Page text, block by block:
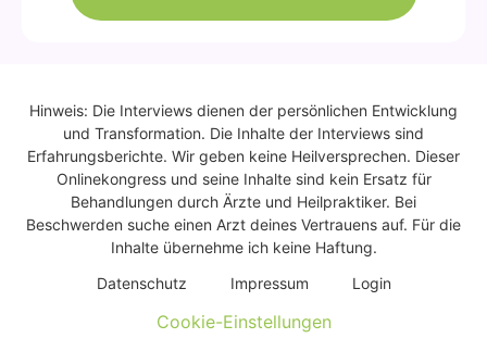
Hinweis: Die Interviews dienen der persönlichen Entwicklung
und Transformation. Die Inhalte der Interviews sind
Erfahrungsberichte. Wir geben keine Heilversprechen. Dieser
Onlinekongress und seine Inhalte sind kein Ersatz für
Behandlungen durch Ärzte und Heilpraktiker. Bei
Beschwerden suche einen Arzt deines Vertrauens auf. Für die
Inhalte übernehme ich keine Haftung.
Daten­schutz
Impres­sum Log­in
Cookie-Einstellungen